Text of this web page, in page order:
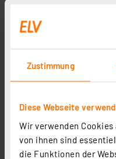
Zustimmung
Diese Webseite
Wir verwenden
von ihnen sind
die Funktionen der
Kohlendioxid, mit
Artikel-Nr. 251660
2 3 4 5 (23)